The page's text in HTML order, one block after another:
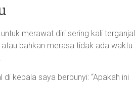
merawat diri sering kali terganjal
bahkan merasa tidak ada waktu
kepala saya berbunyi: “Apakah ini